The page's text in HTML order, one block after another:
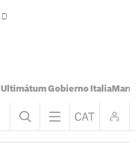
Ultimátum Gobierno Italia